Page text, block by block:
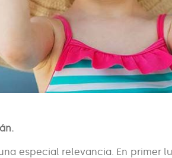
especial relevancia. En primer